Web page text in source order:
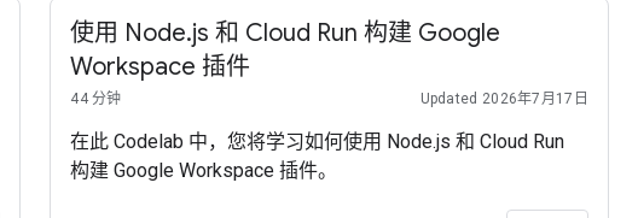
使用 Node.js 和 Cloud Run 构建 Google
Workspace 插件
44 分钟 Updated 2026年7月17日
在此 Codelab 中，您将学习如何使用 Node.js 和 Cloud Run
构建 Google Workspace 插件。